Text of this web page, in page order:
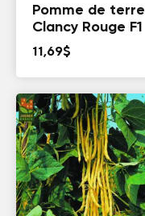
Pomme de terre
Clancy Rouge F1
11,69$